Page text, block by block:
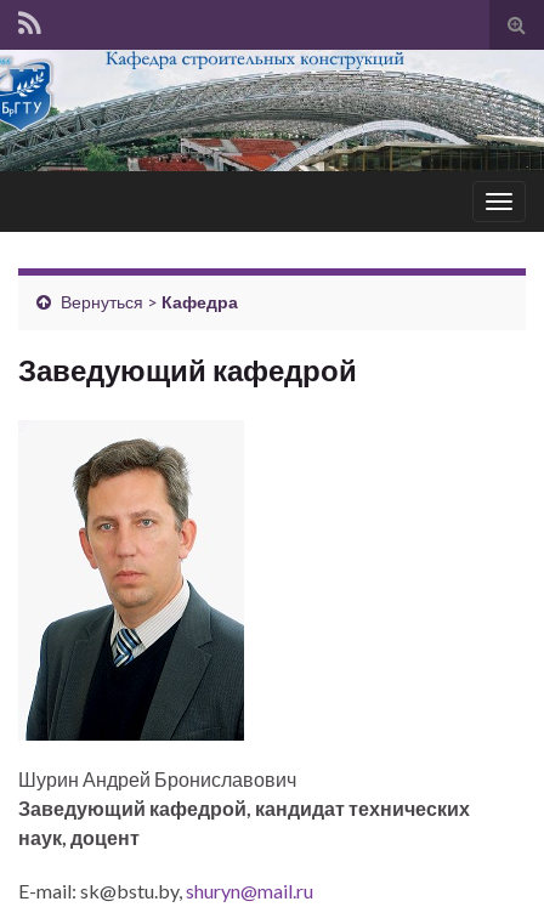
Вернуться > Кафедра
Заведующий кафедрой
Шурин Андрей Брониславович
Заведующий кафедрой, кандидат технических
наук, доцент
E-mail: sk@bstu.by,shuryn@mail.ru